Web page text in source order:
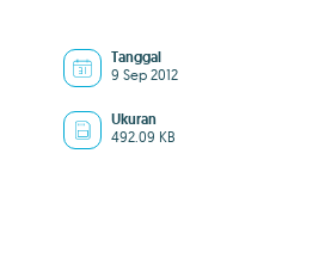
Tanggal
9 Sep 2012
Ukuran
492.09 KB